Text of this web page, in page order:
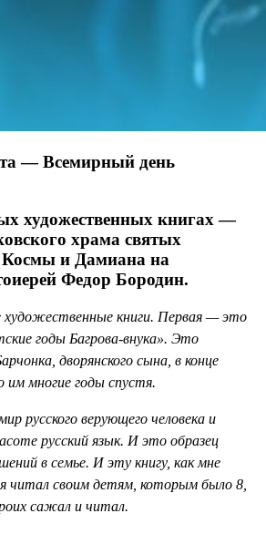
— Всемирный день
художественных книгах —
храма святых
Космы и Дамиана на
Федор Бородин.
художественные книги. Первая — это
годы Багрова-внука». Это
дворянского сына, в конце
им многие годы спустя.
русского верующего человека и
русский язык. И это образец
в семье. И эту книгу, как мне
читал своим детям, которым было 8,
сажал и читал.